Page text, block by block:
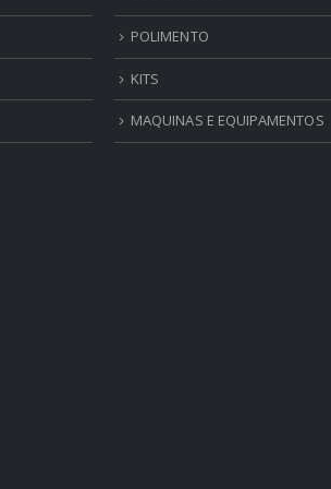
POLIMENTO
KITS
MAQUINAS E EQUIPAMENTOS